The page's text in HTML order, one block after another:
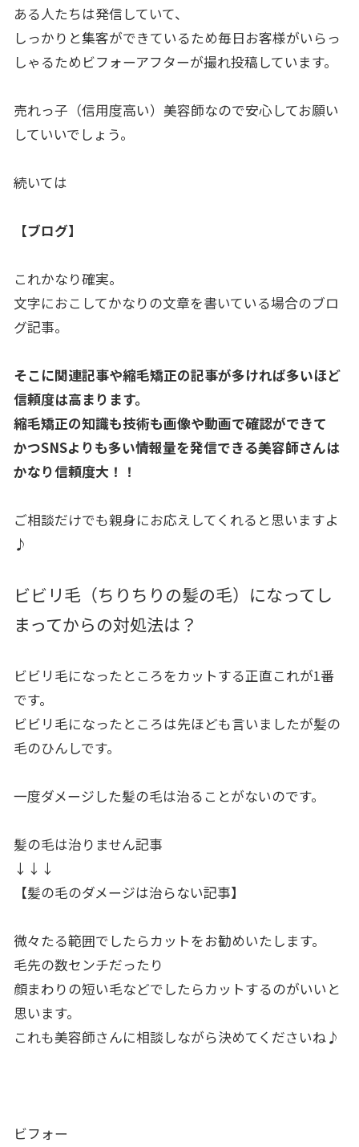
ある人たちは発信していて、
しっかりと集客ができているため毎日お客様がいらっ
しゃるためビフォーアフターが撮れ投稿しています。
売れっ子（信用度高い） 美容師なので安心してお願い
していいでしょう。
続いては
【ブログ】
これかなり確実。
文字におこしてかなりの文章を書いている場合のブロ
グ記事。
そこに関連記事や縮毛矯正の記事が多ければ多いほど
信頼度は高ま ります。
縮毛矯正の知識も技術も画像や動画で確認ができて
かつSNSよりも多い情報量を発信できる美容師さんは
かなり信頼度大！！
ご相談だけでも親身にお応えしてくれると思いますよ
♪
ビビリ毛（ちりちりの髪の毛）になってし
まってからの対処法は？
ビビリ毛になったところをカットする正直これが1番
です。
ビビリ毛になったところは先ほども言いましたが髪の
毛のひんしです。
一度ダメージした髪の毛は治ることがないのです。
髪の毛は治りません記事
↓↓↓
【髪の毛のダメージは治らない記事】
微々たる範囲でしたらカットをお勧めいたします。
毛先の数センチだったり
顔まわりの短い毛などでしたらカットするのがいいと
思います。
これも美容師さんに相談しながら決めてくださいね♪
ビフォー